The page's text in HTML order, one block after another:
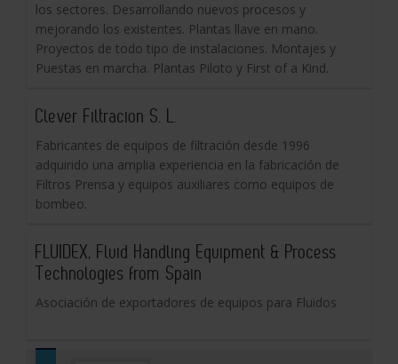
los sectores. Desarrollando nuevos procesos y
mejorando los existentes. Plantas llave en mano.
Proyectos de todo tipo de instalaciones. Montajes y
Puestas en marcha. Plantas Piloto y First of a Kind.
Clever Filtracion S. L.
Fabricantes de equipos de filtración desde 1996
adquirido una amplia experiencia en la fabricación de
Filtros Prensa y equipos auxiliares como equipos de
bombeo.
FLUIDEX, Fluid Handling Equipment & Process
Technologies from Spain
Asociación de exportadores de equipos para Fluidos